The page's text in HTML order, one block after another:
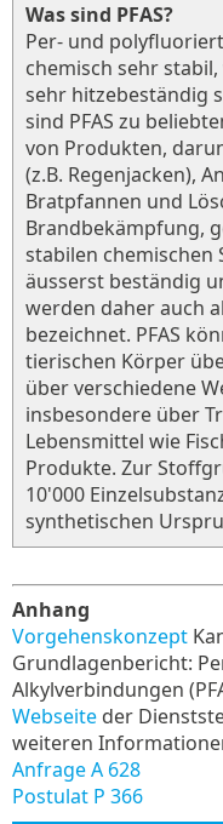
Was sind PFAS?
Per- und
chemisch sehr
sehr hitzebeständig
sind PFAS zu
von Produkten,
(z.B. Regenjacken),
Bratpfannen und
Brandbekämpfung,
stabilen chemischen
äusserst beständig
werden daher auch
bezeichnet. PFAS
tierischen Körper
über verschiedene
insbesondere über
Lebensmittel wie
Produkte. Zur
10'000
synthetischen
Anhang
Vorgehenskonzept
Grundlagenbericht:
Alkylverbindungen
Webseite der
weiteren
Anfrage A 628
Postulat P 366